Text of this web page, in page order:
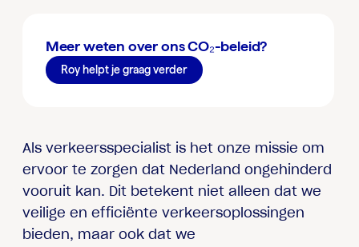
Als verkeersspecialist is het onze missie om
ervoor te zorgen dat Nederland ongehinderd
vooruit kan. Dit betekent niet alleen dat we
veilige en efficiënte verkeersoplossingen
bieden, maar ook dat we
Meer weten over ons CO₂-beleid?
Roy helpt je graag verder